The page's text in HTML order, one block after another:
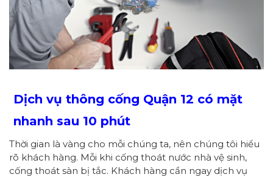
Dịch vụ thông cống Quận 12 có mặt
nhanh sau 10 phút
Thời gian là vàng cho mỗi chúng ta, nên chúng tôi hiểu
rõ khách hàng. Mỗi khi cống thoát nước nhà vệ sinh,
cống thoát sàn bị tắc. Khách hàng cần ngay dịch vụ